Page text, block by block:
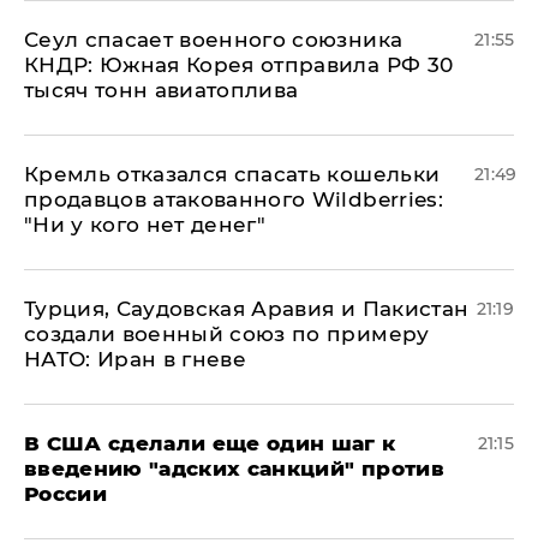
​Сеул спасает военного союзника
КНДР: Южная Корея отправила РФ 30
тысяч тонн авиатоплива
21:55
Кремль отказался спасать кошельки
продавцов атакованного Wildberries:
"Ни у кого нет денег"
21:49
Турция, Саудовская Аравия и Пакистан
создали военный союз по примеру
НАТО: Иран в гневе
21:19
В США сделали еще один шаг к
введению "адских санкций" против
России
21:15